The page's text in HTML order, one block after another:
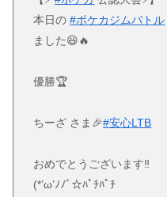
本日の#ポケカジムバトル
ました😆🔥
優勝🏆
ちーざ さま🎉#安心LTB
おめでとうございます‼️
(*’ω’ﾉﾉﾞ☆ﾊﾟﾁﾊﾟﾁ